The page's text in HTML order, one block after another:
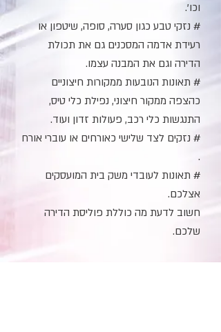
וכו'.
# נזקי טבע כגון סערה, סופה, שיטפון או
רעידת אדמה המסכנים גם את תכולת
הדירה וגם את המבנה עצמו.
# תאונות הנובעות ממקורות חיצוניים
כהצפה ממקור חיצוני, נפילת כלי טיס,
התנגשות כלי רכב, פעולות זדון ועוד.
# נזקים לצד שלישי כאורחים או עוברי אורח
.
# תאונות לעובדי משק בית המועסקים
אצלכם.
חשוב לדעת מה כוללת פוליסת הדירה
שלכם.